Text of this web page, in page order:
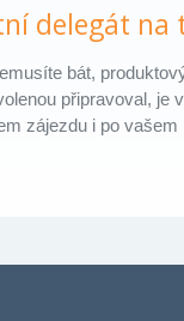
delegát na
bát,
připravoval, je
zájezdu i po vašem